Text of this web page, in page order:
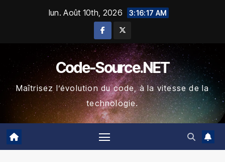
lun. Août 10th, 2026 3:16:17 AM
Code-Source.NET
Maîtrisez l’évolution du code, à la vitesse de la
technologie.